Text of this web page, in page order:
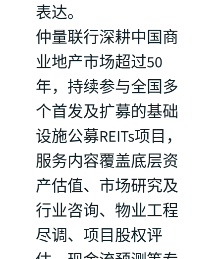
表达。
仲量联行深耕中国商
业地产市场超过50
年，持续参与全国多
个首发及扩募的基础
设施公募REITs项目，
服务内容覆盖底层资
产估值、市场研究及
行业咨询、物业工程
尽调、项目股权评